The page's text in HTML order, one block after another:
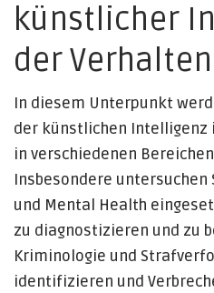
künstlicher
der
In diesem Unterpunkt
der künstlichen Intelligenz
in verschiedenen
Insbesondere untersuchen
und Mental Health
zu diagnostizieren und zu
Kriminologie und
identifizieren und